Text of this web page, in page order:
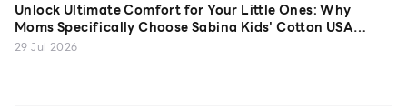
Unlock Ultimate Comfort for Your Little Ones: Why
Moms Specifically Choose Sabina Kids' Cotton USA
Camisoles
29 Jul 2026